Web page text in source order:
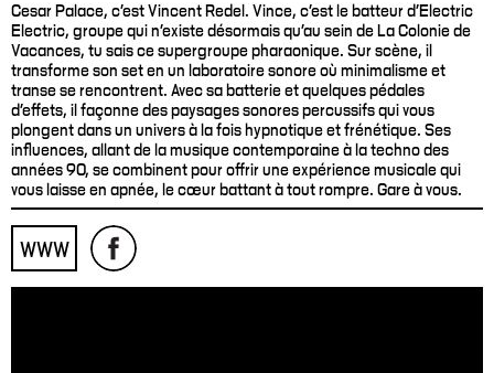
Cesar Palace, c'est Vincent Redel. Vince, c'est le batteur d’Electric
Electric, groupe qui n'existe désormais qu'au sein de La Colonie de
Vacances, tu sais ce supergroupe pharaonique. Sur scène, il
transforme son set en un laboratoire sonore où minimalisme et
transe se rencontrent. Avec sa batterie et quelques pédales
d’effets, il façonne des paysages sonores percussifs qui vous
plongent dans un univers à la fois hypnotique et frénétique. Ses
influences, allant de la musique contemporaine à la techno des
années 90, se combinent pour offrir une expérience musicale qui
vous laisse en apnée, le cœur battant à tout rompre. Gare à vous.
WWW